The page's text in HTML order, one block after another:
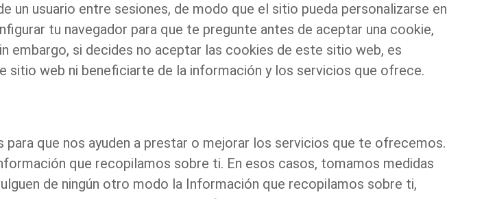
usuario entre sesiones, de modo que el sitio pueda personalizarse en
tu navegador para que te pregunte antes de aceptar una cookie,
si decides no aceptar las cookies de este sitio web, es
web ni beneficiarte de la información y los servicios que ofrece.
que nos ayuden a prestar o mejorar los servicios que te ofrecemos.
que recopilamos sobre ti. En esos casos, tomamos medidas
de ningún otro modo la Información que recopilamos sobre ti,